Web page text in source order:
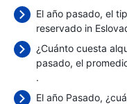
El año pasado, el
reservado in
¿Cuánto cuesta
pasado, el
.
El año Pasado,